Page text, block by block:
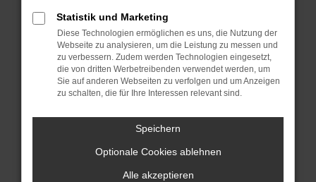
Stelle sicher, dass dein Browser und dein
Betriebssystem auf dem neuesten Stand
sind.
Veraltete Software birgt nicht nur ein
Sicherheitsrisiko, sondern kann auch dazu
führen, dass bestimmte Funktionen nicht mehr
Wende dich an den Webseitenbetreiber.
hast, kontaktiere uns bitte. Wir werden
versuchen, das Problem zu beheben. Du kannst
Statistik und Marketing
Diese Technologien ermöglichen es uns, die Nutzung der
Webseite zu analysieren, um die Leistung zu messen und
zu verbessern. Zudem werden Technologien eingesetzt,
die von dritten Werbetreibenden verwendet werden, um
Sie auf anderen Webseiten zu verfolgen und um Anzeigen
zu schalten, die für Ihre Interessen relevant sind.
Speichern
Optionale Cookies ablehnen
Alle akzeptieren